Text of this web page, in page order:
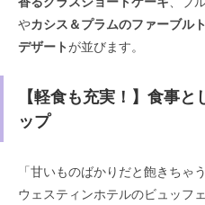
やカシス＆プラムのファーブル
デザートが並びます。
【軽食も充実！】食事
ップ
「甘いものばかりだと飽きちゃ
ウェスティンホテルのビュッフ